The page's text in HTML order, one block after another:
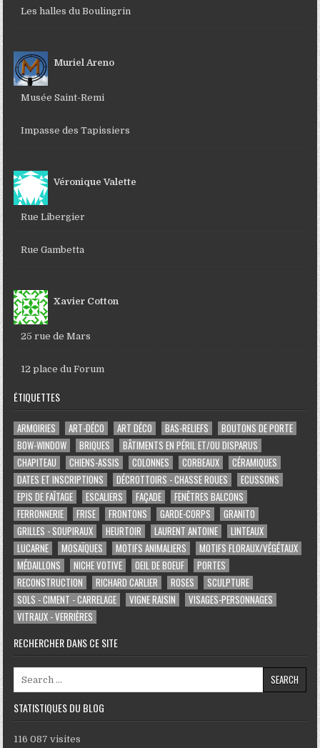
Les halles du Boulingrin
Muriel Areno
Musée Saint-Remi
Impasse des Tapissiers
Véronique Valette
Rue Libergier
Rue Gambetta
Xavier Cotton
25 rue de Mars
12 place du Forum
ÉTIQUETTES
ARMOIRIES ART-DÉCO ART DÉCO BAS-RELIEFS
BOUTONS DE PORTE
BOW-WINDOW
BRIQUES
BÂTIMENTS EN PÉRIL ET/OU DISPARUS
CHAPITEAU
CHIENS-ASSIS COLONNES CORBEAUX
CÉRAMIQUES
DATES ET INSCRIPTIONS
DÉCROTTOIRS - CHASSE ROUES
ECUSSONS
EPIS DE FAÎTAGE
ESCALIERS FAÇADE
FENÊTRES BALCONS
FERRONNERIE
FRISE FRONTONS GARDE-CORPS
GRANITO
GRILLES - SOUPIRAUX
HEURTOIR LAURENT ANTOINE
LINTEAUX
LUCARNE
MOSAÏQUES MOTIFS ANIMALIERS
MOTIFS FLORAUX/VÉGÉTAUX
MÉDAILLONS
NICHE VOTIVE OEIL DE BOEUF
PORTES
RECONSTRUCTION
RICHARD CARLIER ROSES
SCULPTURE
SOLS - CIMENT - CARRELAGE
VIGNE RAISIN
VISAGES-PERSONNAGES
VITRAUX - VERRIÈRES
RECHERCHER DANS CE SITE
STATISTIQUES DU BLOG
116 087 visites